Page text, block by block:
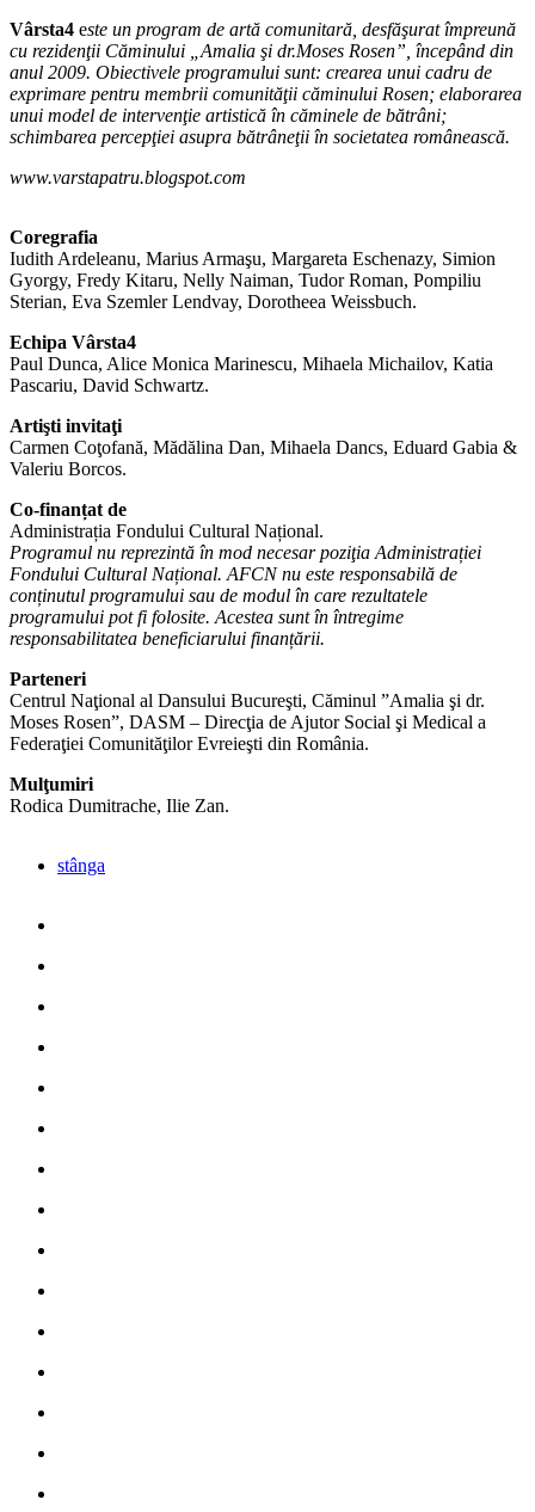
Vârsta4 este un program de artă comunitară, desfăşurat împreună
cu rezidenţii Căminului „Amalia şi dr.Moses Rosen”, începând din
anul 2009. Obiectivele programului sunt: crearea unui cadru de
exprimare pentru membrii comunităţii căminului Rosen; elaborarea
unui model de intervenţie artistică în căminele de bătrâni;
schimbarea percepţiei asupra bătrâneţii în societatea românească.
www.varstapatru.blogspot.com
Coregrafia
Iudith Ardeleanu, Marius Armaşu, Margareta Eschenazy, Simion
Gyorgy, Fredy Kitaru, Nelly Naiman, Tudor Roman, Pompiliu
Sterian, Eva Szemler Lendvay, Dorotheea Weissbuch.
Echipa Vârsta4
Paul Dunca, Alice Monica Marinescu, Mihaela Michailov, Katia
Pascariu, David Schwartz.
Artişti invitaţi
Carmen Coţofană, Mădălina Dan, Mihaela Dancs, Eduard Gabia &
Valeriu Borcos.
Co-finanțat de
Administrația Fondului Cultural Național.
Programul nu reprezintă în mod necesar poziţia Administrației
Fondului Cultural Național. AFCN nu este responsabilă de
conținutul programului sau de modul în care rezultatele
programului pot fi folosite. Acestea sunt în întregime
responsabilitatea beneficiarului finanțării.
Parteneri
Centrul Naţional al Dansului Bucureşti, Căminul ”Amalia şi dr.
Moses Rosen”, DASM – Direcţia de Ajutor Social şi Medical a
Federaţiei Comunităţilor Evreieşti din România.
Mulţumiri
Rodica Dumitrache, Ilie Zan.
stânga